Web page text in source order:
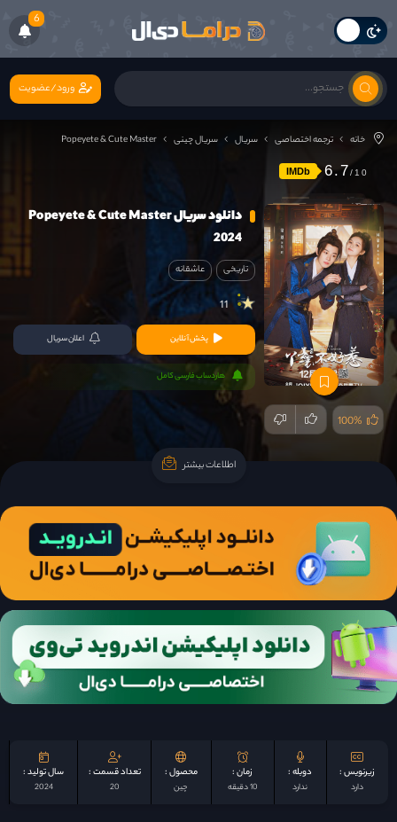
6
ورود/عضویت
خانه ترجمه اختصاصی سریال سریال چینی Popeyete & Cute Master
IMDb 6.7
100%
دانلود سریال Popeyete & Cute Master
2024
تاریخی عاشقانه
11
پخش آنلاین اعلان سریال
هاردساب فارسی کامل
اطلاعات بیشتر
زیرنویس :
دارد
دوبله :
ندارد
زمان :
10 دقیقه
محصول :
چين
تعداد قسمت :
20
سال تولید :
2024